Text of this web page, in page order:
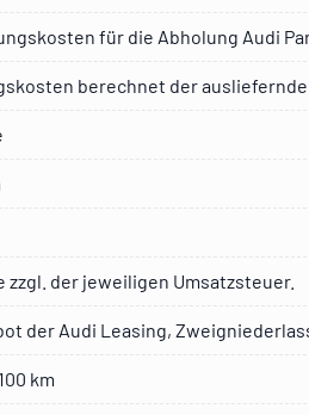
für die Abholung Audi
berechnet der
zzgl. der jeweiligen Umsatzsteuer.
der Audi Leasing,
km